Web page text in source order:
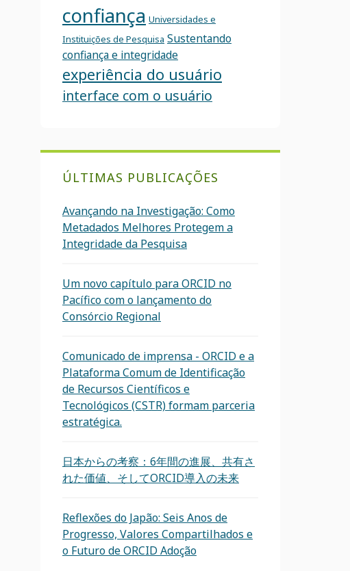
confiança Universidades e
Instituições de Pesquisa Sustentando
confiança e integridade
experiência do usuário
interface com o usuário
ÚLTIMAS PUBLICAÇÕES
Avançando na Investigação: Como
Metadados Melhores Protegem a
Integridade da Pesquisa
Um novo capítulo para ORCID no
Pacífico com o lançamento do
Consórcio Regional
Comunicado de imprensa - ORCID e a
Plataforma Comum de Identificação
de Recursos Científicos e
Tecnológicos (CSTR) formam parceria
estratégica.
日本からの考察：6年間の進展、共有さ
れた価値、そしてORCID導入の未来
Reflexões do Japão: Seis Anos de
Progresso, Valores Compartilhados e
o Futuro de ORCID Adoção